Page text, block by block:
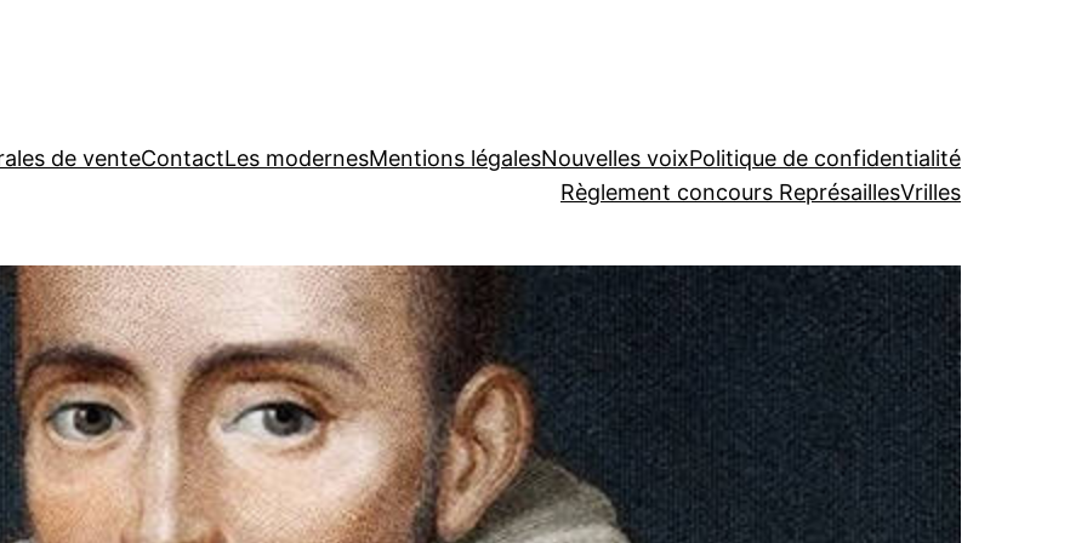
de venteContactLes modernesMentions légalesNouvelles voixPolitique de confidentialité
Règlement concours ReprésaillesVrilles